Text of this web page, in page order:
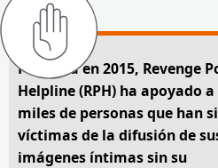
Fundada en 2015, Revenge
Helpline (RPH) ha apoyado a
miles de personas que han
víctimas de la difusión de
imágenes íntimas sin su